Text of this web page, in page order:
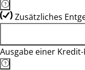
Zusätzliches
Ausgabe einer